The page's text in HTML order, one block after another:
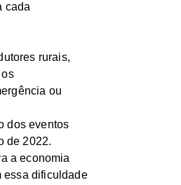
cada
rurais,
ou
dos eventos
de 2022.
a economia
essa dificuldade